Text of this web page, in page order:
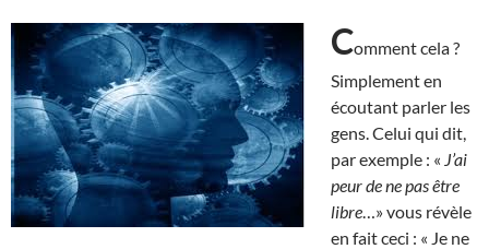
Comment cela ?
Simplement en
écoutant parler les
gens. Celui qui dit,
par exemple : « J’ai
peur de ne pas être
libre …» vous révèle
en fait ceci : « Je ne